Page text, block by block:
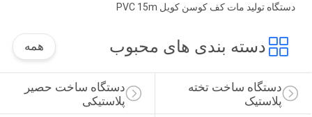
دستگاه تولید مات کف کوسن کویل PVC 15m
دسته بندی های محبوب همه
دستگاه ساخت حصیر
پلاستیکی
دستگاه ساخت تخته
پلاستیک